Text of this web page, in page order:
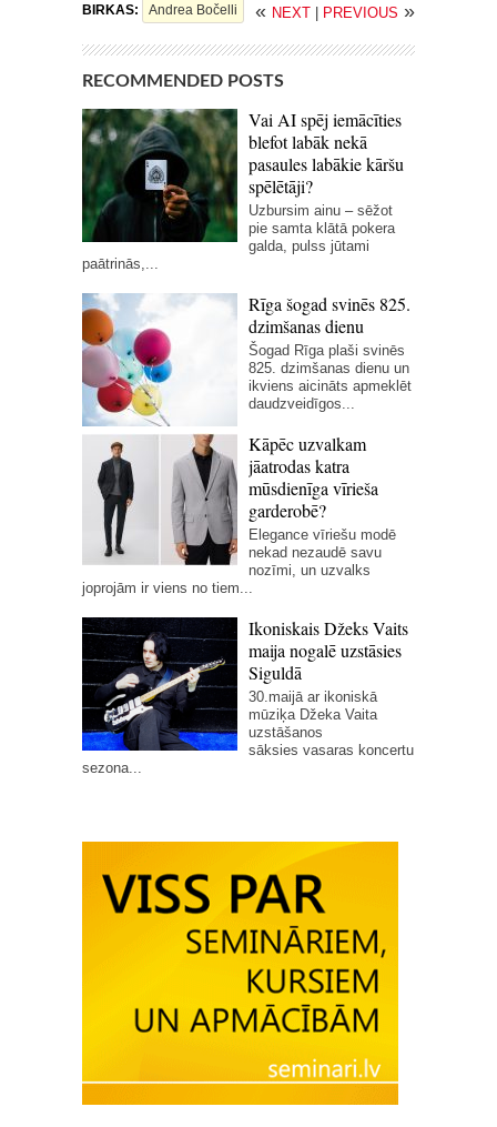
BIRKAS: Andrea Bočelli « NEXT PREVIOUS »
RECOMMENDED POSTS
Vai AI spēj iemācīties
blefot labāk nekā
pasaules labākie kāršu
spēlētāji?
Uzbursim ainu – sēžot
pie samta klātā pokera
galda, pulss jūtami
paātrinās,...
Rīga šogad svinēs 825.
dzimšanas dienu
Šogad Rīga plaši svinēs
825. dzimšanas dienu un
ikviens aicināts apmeklēt
daudzveidīgos...
Kāpēc uzvalkam
jāatrodas katra
mūsdienīga vīrieša
garderobē?
Elegance vīriešu modē
nekad nezaudē savu
nozīmi, un uzvalks
joprojām ir viens no tiem...
Ikoniskais Džeks Vaits
maija nogalē uzstāsies
Siguldā
30.maijā ar ikoniskā
mūziķa Džeka Vaita
uzstāšanos
sāksies vasaras koncertu
sezona...